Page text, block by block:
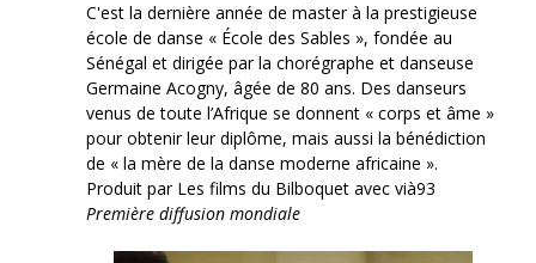
C'est la dernière année de master à la prestigieuse
école de danse « École des Sables », fondée au
Sénégal et dirigée par la chorégraphe et danseuse
Germaine Acogny, âgée de 80 ans. Des danseurs
venus de toute l’Afrique se donnent « corps et âme »
pour obtenir leur diplôme, mais aussi la bénédiction
de « la mère de la danse moderne africaine ».
Produit par Les films du Bilboquet avec vià93
Première diffusion mondiale